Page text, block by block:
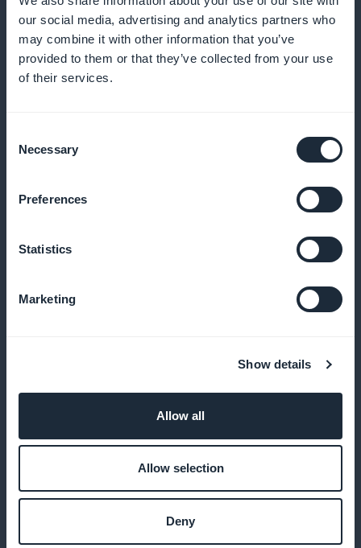
our social media, advertising and analytics partners who
may combine it with other information that you’ve
provided to them or that they’ve collected from your use
of their services.
Selection
Necessary
Preferences
Statistics
Marketing
Show details
Allow all
Allow selection
Deny
verbeteren
Waarschuwingen versturen om studenten eraan te
bronnen te ontdekken
formaat
audiocursussen te luisteren om onderweg te leren
Favoriete modules opslaan
Studenten kunnen hun favoriete cursussen opslaan